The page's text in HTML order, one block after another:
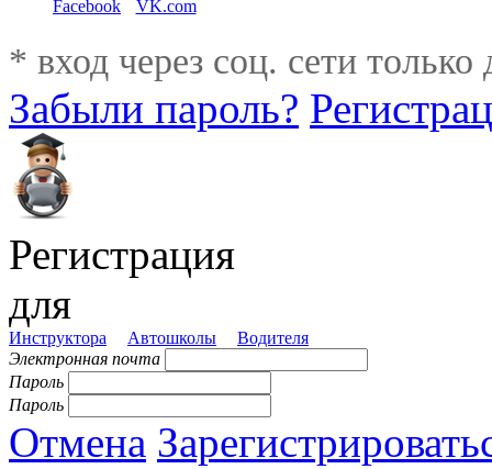
Facebook VK.com
* вход через соц. сети
Забыли пароль?
Регистрация
для
Инструктора Автошколы
Водителя
Электронная почта
Пароль
Пароль
Отмена